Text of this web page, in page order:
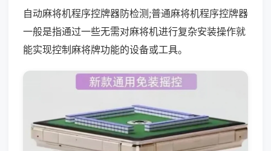
自动麻将机程序控牌器防检测;普通麻将机程序控牌器
一般是指通过一些无需对麻将机进行复杂安装操作就
能实现控制麻将牌功能的设备或工具。